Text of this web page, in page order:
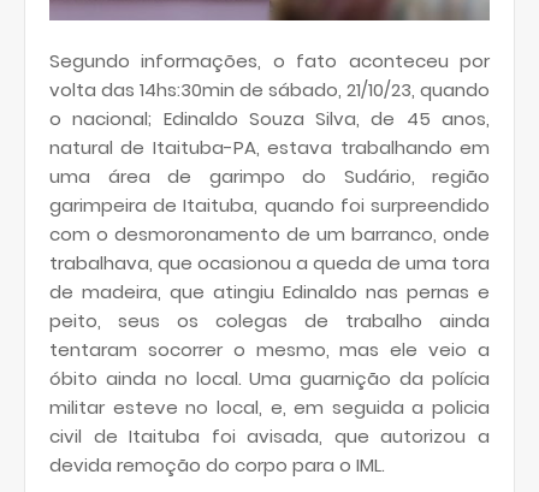
Segundo informações, o fato aconteceu por
volta das 14hs:30min de sábado, 21/10/23, quando
o nacional; Edinaldo Souza Silva, de 45 anos,
natural de Itaituba-PA, estava trabalhando em
uma área de garimpo do Sudário, região
garimpeira de Itaituba, quando foi surpreendido
com o desmoronamento de um barranco, onde
trabalhava, que ocasionou a queda de uma tora
de madeira, que atingiu Edinaldo nas pernas e
peito, seus os colegas de trabalho ainda
tentaram socorrer o mesmo, mas ele veio a
óbito ainda no local. Uma guarnição da polícia
militar esteve no local, e, em seguida a policia
civil de Itaituba foi avisada, que autorizou a
devida remoção do corpo para o IML.